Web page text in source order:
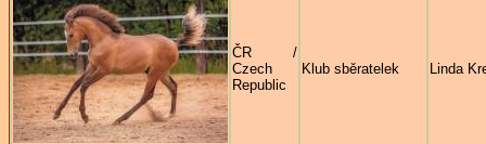
ČR /
Czech
Republic
Klub sběratelek Linda